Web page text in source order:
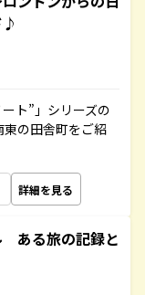
♪
ト”」シリーズの
の田舎町をご紹
詳細を見る
ある旅の記録と